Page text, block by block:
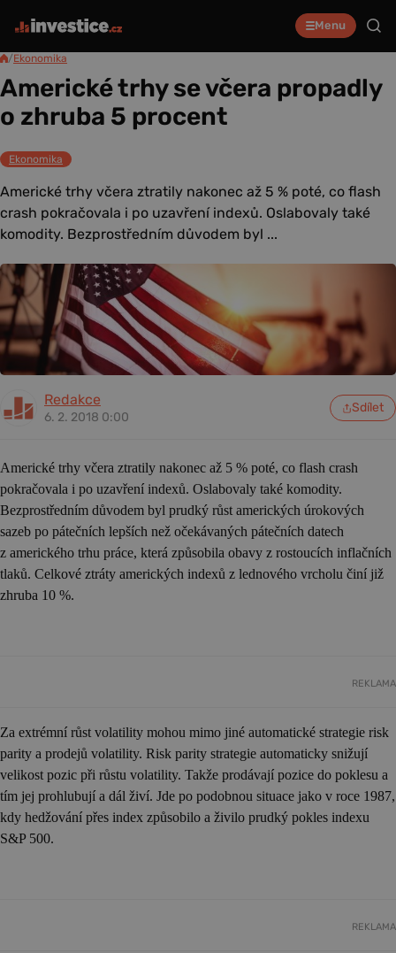
Menu
/Ekonomika
Americké trhy se včera propadly
o zhruba 5 procent
Ekonomika
Americké trhy včera ztratily nakonec až 5 % poté, co flash
crash pokračovala i po uzavření indexů. Oslabovaly také
komodity. Bezprostředním důvodem byl ...
Redakce
6. 2. 2018 0:00
Sdílet
Americké trhy včera ztratily nakonec až 5 % poté, co flash crash
pokračovala i po uzavření indexů. Oslabovaly také komodity.
Bezprostředním důvodem byl prudký růst amerických úrokových
sazeb po pátečních lepších než očekávaných pátečních datech
z amerického trhu práce, která způsobila obavy z rostoucích inflačních
tlaků. Celkové ztráty amerických indexů z lednového vrcholu činí již
zhruba 10 %.
REKLAMA
Za extrémní růst volatility mohou mimo jiné automatické strategie risk
parity a prodejů volatility. Risk parity strategie automaticky snižují
velikost pozic při růstu volatility. Takže prodávají pozice do poklesu a
tím jej prohlubují a dál živí. Jde po podobnou situace jako v roce 1987,
kdy hedžování přes index způsobilo a živilo prudký pokles indexu
S&P 500.
REKLAMA